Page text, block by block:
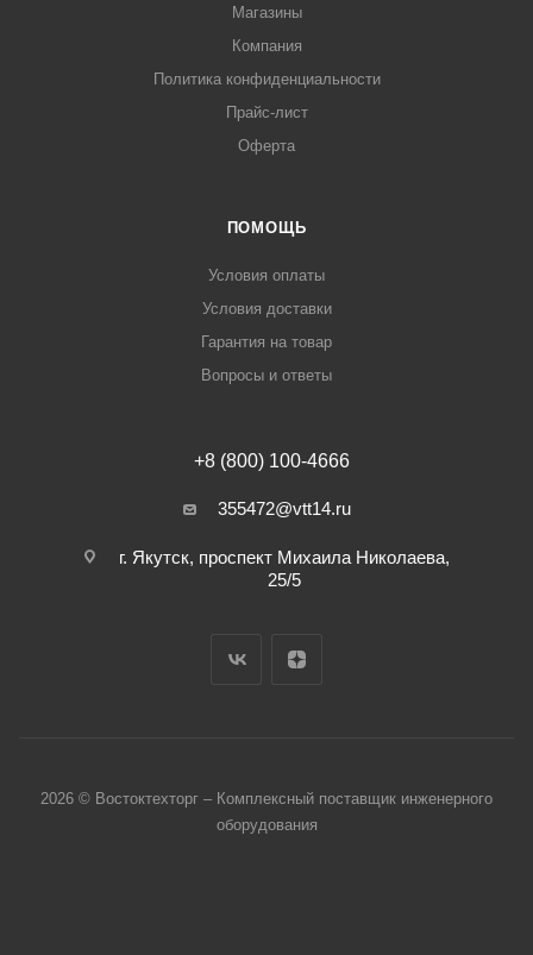
Магазины
Компания
Политика конфиденциальности
Прайс-лист
Оферта
ПОМОЩЬ
Условия оплаты
Условия доставки
Гарантия на товар
Вопросы и ответы
+8 (800) 100-4666
355472@vtt14.ru
г. Якутск, проспект Михаила Николаева,
25/5
2026 © Востоктехторг – Комплексный поставщик инженерного
оборудования